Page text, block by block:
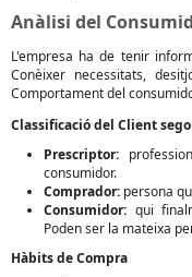
Anàlisi del
L'empresa ha de tenir
Conèixer necessitats,
Comportament del
Classificació del Client
Prescriptor:
consumidor.
Comprador: persona
Consumidor: qui
Poden ser la mateixa
Hàbits de Compra